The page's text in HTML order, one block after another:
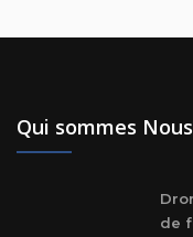
Qui sommes
de